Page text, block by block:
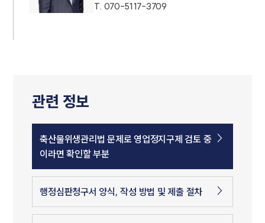
T. 070-5117-3709
관련 정보
축산물위생관리법 문제로 영업정지구제 검토 중
이라면 확인할 부분
행정심판청구서 양식, 작성 방법 및 제출 절차